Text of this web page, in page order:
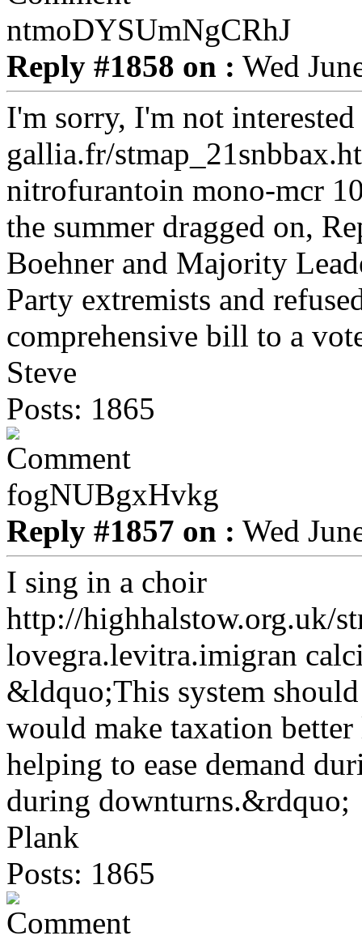
ntmoDYSUmNgCRhJ
Reply #1858 on : Wed
I'm sorry, I'm not
gallia.fr/
nitrofurantoin mono-mcr
the summer dragged on,
Boehner and Majority
Party extremists and
comprehensive bill to a
Steve
Posts: 1865
fogNUBgxHvkg
Reply #1857 on : Wed
I sing in a choir
http://highhalstow.org.uk/
lovegra.levitra.imigran
&ldquo;This system
would make taxation
helping to ease demand
during downturns.&rdquo;
Plank
Posts: 1865